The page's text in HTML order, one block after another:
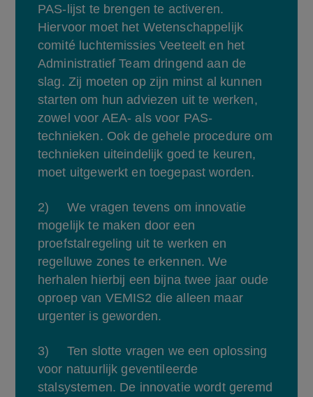
PAS-lijst te brengen te activeren.
Hiervoor moet het Wetenschappelijk
comité luchtemissies Veeteelt en het
Administratief Team dringend aan de
slag. Zij moeten op zijn minst al kunnen
starten om hun adviezen uit te werken,
zowel voor AEA- als voor PAS-
technieken. Ook de gehele procedure om
technieken uiteindelijk goed te keuren,
moet uitgewerkt en toegepast worden.
2)     We vragen tevens om innovatie
mogelijk te maken door een
proefstalregeling uit te werken en
regelluwe zones te erkennen. We
herhalen hierbij een bijna twee jaar oude
oproep van VEMIS2 die alleen maar
urgenter is geworden.
3)     Ten slotte vragen we een oplossing
voor natuurlijk geventileerde
stalsystemen. De innovatie wordt geremd